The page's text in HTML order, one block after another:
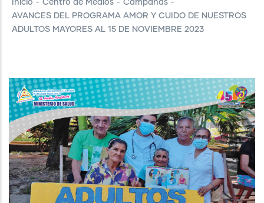
Inicio - Centro de Medios - Campañas -
AVANCES DEL PROGRAMA AMOR Y CUIDO DE NUESTROS
ADULTOS MAYORES AL 15 DE NOVIEMBRE 2023